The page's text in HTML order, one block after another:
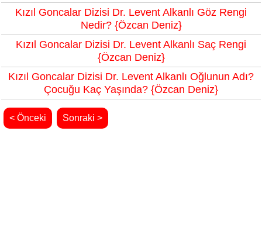
Kızıl Goncalar Dizisi Dr. Levent Alkanlı Göz Rengi
Nedir? {Özcan Deniz}
Kızıl Goncalar Dizisi Dr. Levent Alkanlı Saç Rengi
{Özcan Deniz}
Kızıl Goncalar Dizisi Dr. Levent Alkanlı Oğlunun Adı?
Çocuğu Kaç Yaşında? {Özcan Deniz}
< Önceki Sonraki >